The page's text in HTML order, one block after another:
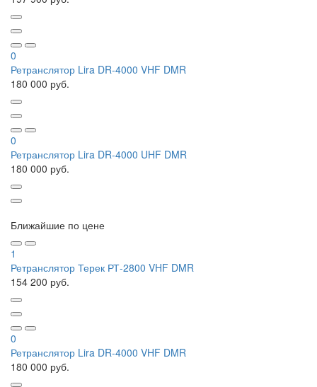
0
Ретранслятор Lira DR-4000 VHF DMR
180 000 руб.
0
Ретранслятор Lira DR-4000 UHF DMR
180 000 руб.
Ближайшие по цене
1
Ретранслятор Терек РТ-2800 VHF DMR
154 200 руб.
0
Ретранслятор Lira DR-4000 VHF DMR
180 000 руб.